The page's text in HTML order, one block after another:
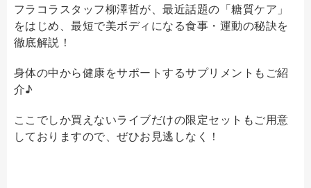
フラコラスタッフ柳澤哲が、最近話題の「糖質ケア」
をはじめ、最短で美ボディになる食事・運動の秘訣を
徹底解説！
身体の中から健康をサポートするサプリメントもご紹
介♪
ここでしか買えないライブだけの限定セットもご用意
しておりますので、ぜひお見逃しなく！